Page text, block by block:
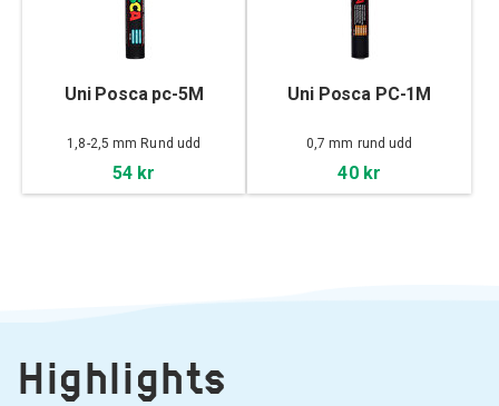
Uni Posca pc-5M
1,8-2,5 mm Rund udd
54 kr
Uni Posca PC-1M
0,7 mm rund udd
40 kr
Highlights